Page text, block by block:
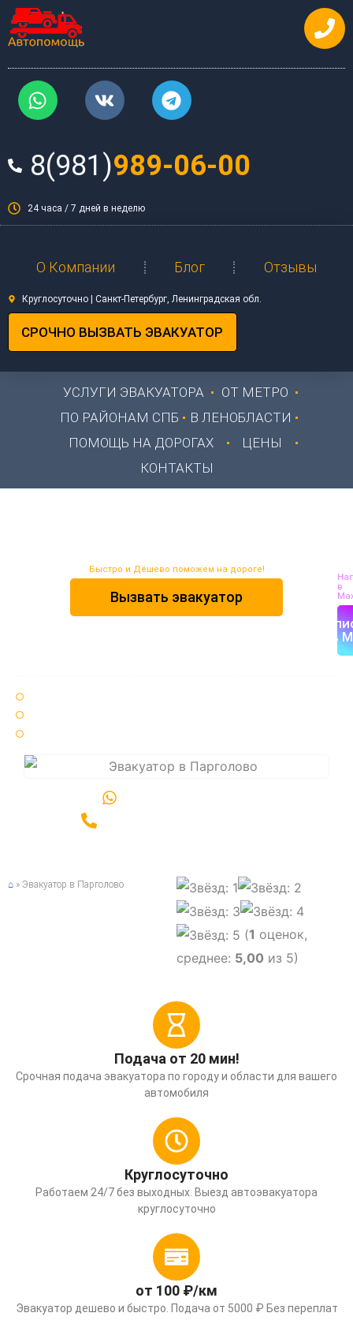
Перейти
W
h
t
s
p
p
V
k
T
e
e
g
m
8(981)989-06-00
24 часа / 7 дней в неделю
О Компании Блог Отзывы
Круглосуточно | Санкт-Петербург, Ленинградская обл.
СРОЧНО ВЫЗВАТЬ ЭВАКУАТОР
УСЛУГИ ЭВАКУАТОРА
ОТ МЕТРО
ПО РАЙОНАМ СПБ
В ЛЕНОБЛАСТИ
ПОМОЩЬ НА ДОРОГАХ
ЦЕНЫ
КОНТАКТЫ
Быстро и Дёшево поможем на дороге!
Вызвать эвакуатор
в
в
⌂ » Эвакуатор в Парголово
(1 оценок,
среднее: 5,00 из 5)
Подача от 20 мин!
Срочная подача эвакуатора по городу и области для вашего
автомобиля
Круглосуточно
Работаем 24/7 без выходных. Выезд автоэвакуатора
круглосуточно
от 100 ₽/км
Эвакуатор дешево и быстро. Подача от 5000 ₽ Без переплат